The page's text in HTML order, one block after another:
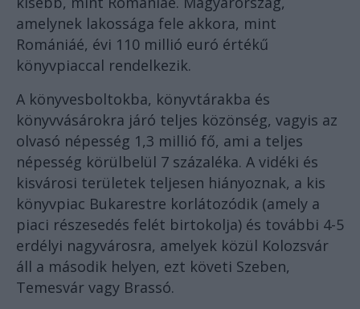
amelynek lakossága fele akkora, mint
Romániáé, évi 110 millió euró értékű
könyvpiaccal rendelkezik.
A könyvesboltokba, könyvtárakba és
könyvvásárokra járó teljes közönség, vagyis az
olvasó népesség 1,3 millió fő, ami a teljes
népesség körülbelül 7 százaléka. A vidéki és
kisvárosi területek teljesen hiányoznak, a kis
könyvpiac Bukarestre korlátozódik (amely a
piaci részesedés felét birtokolja) és további 4-5
erdélyi nagyvárosra, amelyek közül Kolozsvár
áll a második helyen, ezt követi Szeben,
Temesvár vagy Brassó.